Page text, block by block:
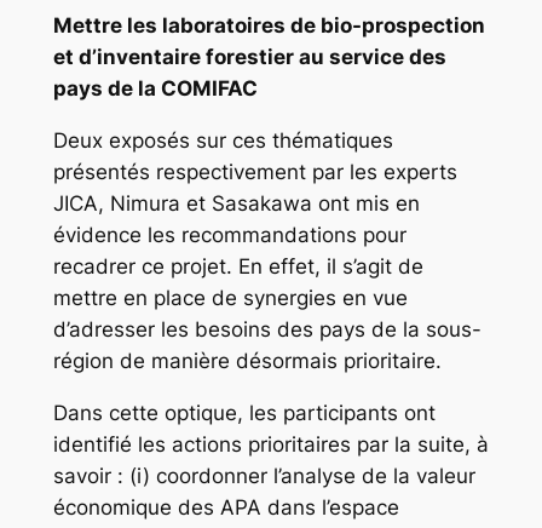
Mettre les laboratoires de bio-prospection
et d’inventaire forestier au service des
pays de la COMIFAC
Deux exposés sur ces thématiques
présentés respectivement par les experts
JICA, Nimura et Sasakawa ont mis en
évidence les recommandations pour
recadrer ce projet. En effet, il s’agit de
mettre en place de synergies en vue
d’adresser les besoins des pays de la sous-
région de manière désormais prioritaire.
Dans cette optique, les participants ont
identifié les actions prioritaires par la suite, à
savoir : (i) coordonner l’analyse de la valeur
économique des APA dans l’espace